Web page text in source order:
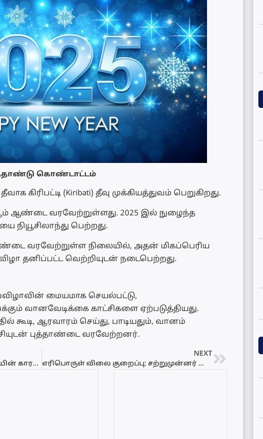
புத்தாண்டு கொண்டாட்டம்
(Kiribati) தீவு முக்கியத்துவம் பெறுகிறது.
ஆண்டை வரவேற்றுள்ளது. 2025 இல் நுழைந்த
நியூசிலாந்து பெற்றது.
ஆண்டை வரவேற்றுள்ள நிலையில், அதன் மிகப்பெரிய
தனிப்பட்ட வெற்றியுடன் நடைபெற்றது.
மையமாக செயல்பட்டு,
வானவேடிக்கை காட்சிகளை ஏற்படுத்தியது.
ஆரவாரம் செய்து, பாடியதும், வானம்
புத்தாண்டை வரவேற்றனர்.
நலன்புரி நன்மைகள் கிடைக்காமையின் காரணத்தை கண்டறியலாம்.!
NEXT
எரிபொருள் விலை குறைப்பு; சற்றுமுன்னர் வெளியான அறிவிப்பு..!